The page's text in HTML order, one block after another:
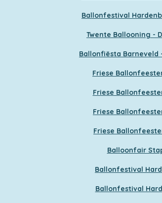
Ballonfestival
Twente Ballooning -
Ballonfiësta Barneveld
Friese
Friese
Friese
Friese
Balloonfair
Ballonfestival
Ballonfestival